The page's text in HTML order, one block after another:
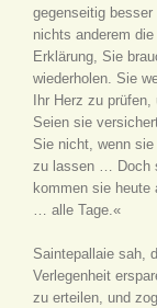
gegenseitig
nichts anderem
Erklärung, Sie
wiederholen. Sie
Ihr Herz zu
Seien sie
Sie nicht, wenn
zu lassen … Doch
kommen sie heute
… alle Tage.«
Saintepallaie sah,
Verlegenheit
zu erteilen, und